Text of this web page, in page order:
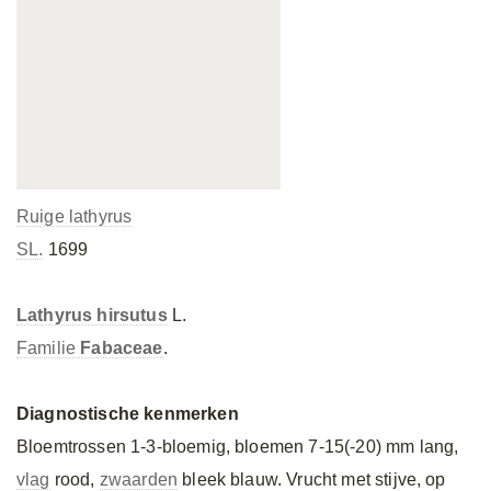
Ruige lathyrus
SL. 1699
Lathyrus hirsutusL.
Familie Fabaceae.
Diagnostische kenmerken
Bloemtrossen 1-3-bloemig, bloemen 7-15(-20) mm lang,
vlag rood, zwaarden bleek blauw. Vrucht met stijve, op